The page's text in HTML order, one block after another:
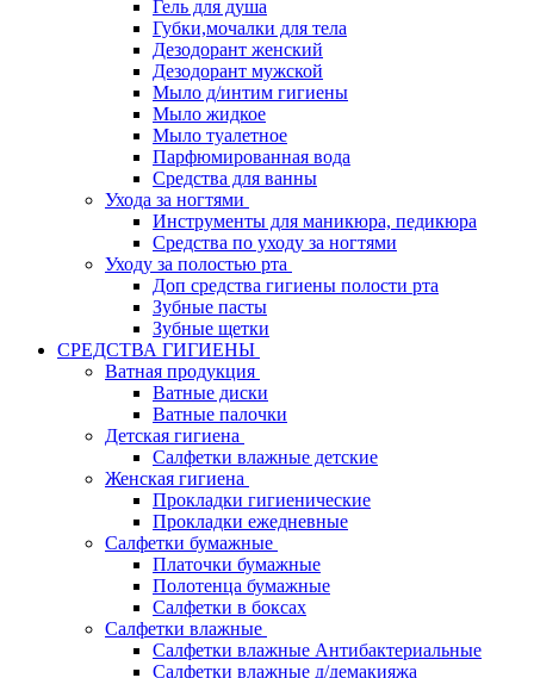
Гель для душа
Губки,мочалки для тела
Дезодорант женский
Дезодорант мужской
Мыло д/интим гигиены
Мыло жидкое
Мыло туалетное
Парфюмированная вода
Средства для ванны
Ухода за ногтями
Инструменты для маникюра, педикюра
Средства по уходу за ногтями
Уходу за полостью рта
Доп средства гигиены полости рта
Зубные пасты
Зубные щетки
СРЕДСТВА ГИГИЕНЫ
Ватная продукция
Ватные диски
Ватные палочки
Детская гигиена
Салфетки влажные детские
Женская гигиена
Прокладки гигиенические
Прокладки ежедневные
Салфетки бумажные
Платочки бумажные
Полотенца бумажные
Салфетки в боксах
Салфетки влажные
Салфетки влажные Антибактериальные
Салфетки влажные д/демакияжа